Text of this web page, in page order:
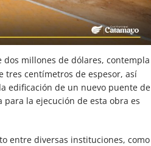
millones de dólares, contempla
tres centímetros de espesor, así
edificación de un nuevo puente de
la ejecución de esta obra es
entre diversas instituciones, como